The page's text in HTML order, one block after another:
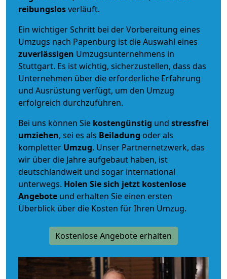
reibungslosverläuft.
Ein wichtiger Schritt bei der Vorbereitung eines
Umzugs nach Papenburg ist die Auswahl eines
zuverlässigen Umzugsunternehmens in
Stuttgart. Es ist wichtig, sicherzustellen, dass das
Unternehmen über die erforderliche Erfahrung
und Ausrüstung verfügt, um den Umzug
erfolgreich durchzuführen.
Bei uns können Sie kostengünstig und stressfrei
umziehen, sei es als Beiladung oder als
kompletter Umzug. Unser Partnernetzwerk, das
wir über die Jahre aufgebaut haben, ist
deutschlandweit und sogar international
unterwegs. Holen Sie sich jetzt kostenlose
Angebote und erhalten Sie einen ersten
Überblick über die Kosten für Ihren Umzug.
Kostenlose Angebote erhalten